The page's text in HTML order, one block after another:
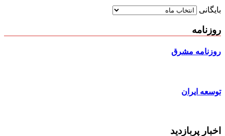
بایگانی
روزنامه
روزنامه مشرق
توسعه ایران
اخبار پربازدید